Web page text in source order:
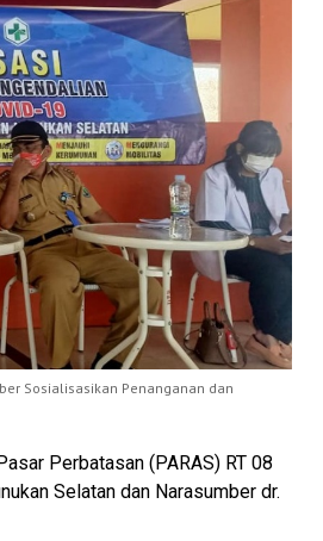
Sosialisasikan Penanganan dan
Perbatasan (PARAS) RT 08
Selatan dan Narasumber dr.